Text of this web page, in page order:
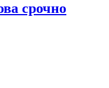
срочно